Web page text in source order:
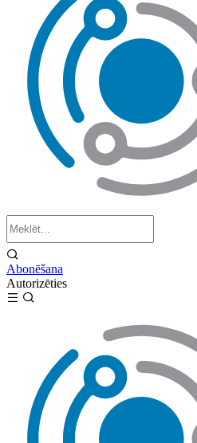
Abonēšana
Autorizēties